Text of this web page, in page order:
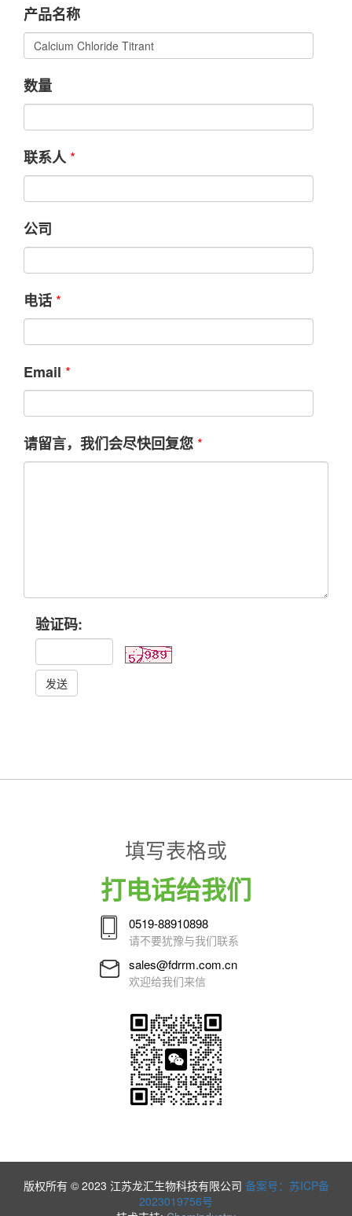
产品名称
数量
联系人 *
公司
电话 *
Email *
请留言，我们会尽快回复您 *
验证码:
发送
填写表格或
打电话给我们
0519-88910898
请不要犹豫与我们联系
sales@fdrrm.com.cn
欢迎给我们来信
版权所有 © 2023 江苏龙汇生物科技有限公司 备案号：苏ICP备
2023019756号